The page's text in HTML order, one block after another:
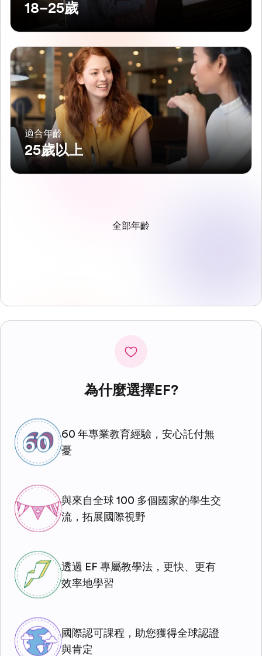
18–25歲
適合年齡
25歲以上
全部年齡
為什麼選擇EF?
60 年專業教育經驗，安心託付無
憂
與來自全球 100 多個國家的學生交
流，拓展國際視野
透過 EF 專屬教學法，更快、更有
效率地學習
國際認可課程，助您獲得全球認證
與肯定